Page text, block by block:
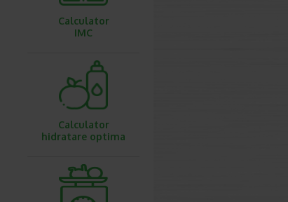
Calculator
IMC
Calculator
hidratare optima